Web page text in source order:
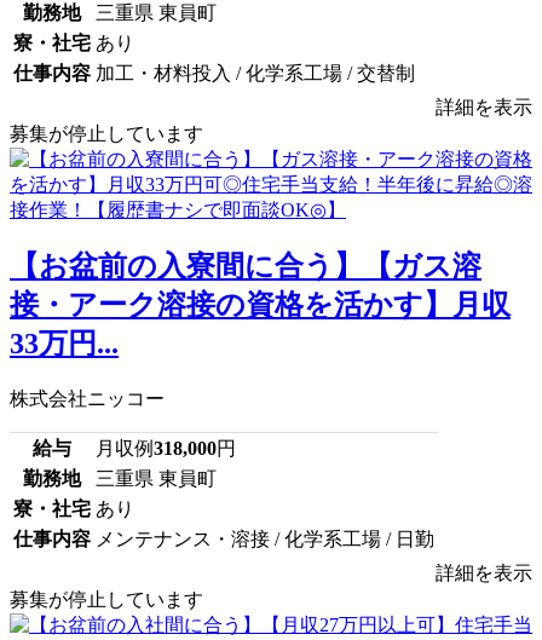
勤務地
三重県 東員町
寮・社宅 あり
仕事内容 加工・材料投入 / 化学系工場 / 交替制
詳細を表示
募集が停止しています
【お盆前の入寮間に合う】【ガス溶
接・アーク溶接の資格を活かす】月収
33万円...
株式会社ニッコー
給与 月収例318,000円
勤務地
三重県 東員町
寮・社宅 あり
仕事内容 メンテナンス・溶接 / 化学系工場 / 日勤
詳細を表示
募集が停止しています